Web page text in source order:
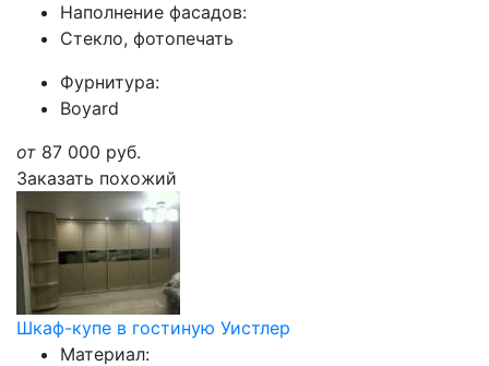
Наполнение фасадов:
Стекло, фотопечать
Фурнитура:
Boyard
от 87 000 руб.
Заказать похожий
Шкаф-купе в гостиную Уистлер
Материал: